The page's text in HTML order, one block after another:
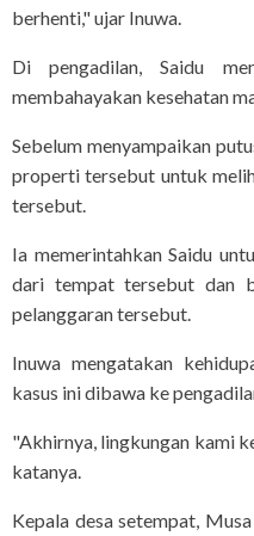
berhenti," ujar Inuwa.
Di pengadilan, Saidu
membahayakan kesehatan
Sebelum menyampaikan
properti tersebut untuk
tersebut.
Ia memerintahkan Saidu
dari tempat tersebut dan
pelanggaran tersebut.
Inuwa mengatakan
kasus ini dibawa ke
"Akhirnya, lingkungan kami
katanya.
Kepala desa setempat,